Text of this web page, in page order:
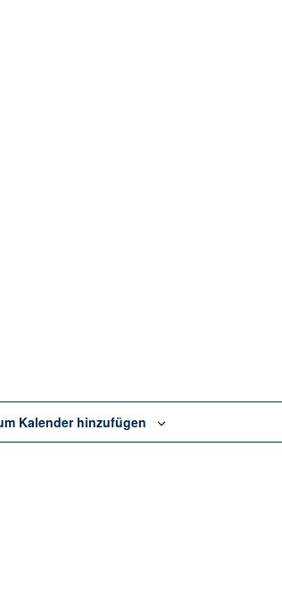
Kalender hinzufügen